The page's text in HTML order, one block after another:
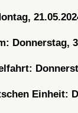
Donnerstag,
Einheit: